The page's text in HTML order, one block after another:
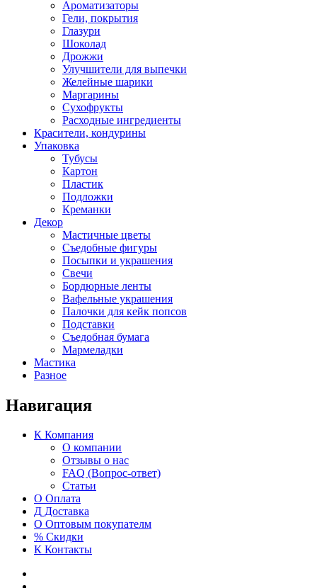
Ароматизаторы
Гели, покрытия
Глазури
Шоколад
Дрожжи
Улучшители для выпечки
Желейные шарики
Маргарины
Сухофрукты
Расходные ингредиенты
Красители, кондурины
Упаковка
Тубусы
Картон
Пластик
Подложки
Креманки
Декор
Мастичные цветы
Съедобные фигуры
Посыпки и украшения
Свечи
Бордюрные ленты
Вафельные украшения
Палочки для кейк попсов
Подставки
Съедобная бумага
Мармеладки
Мастика
Разное
Навигация
К Компания
О компании
Отзывы о нас
FAQ (Вопрос-ответ)
Статьи
О Оплата
Д Доставка
О Оптовым покупателм
% Скидки
К Контакты